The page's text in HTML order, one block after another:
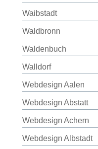
Waibstadt
Waldbronn
Waldenbuch
Walldorf
Webdesign Aalen
Webdesign Abstatt
Webdesign Achern
Webdesign Albstadt